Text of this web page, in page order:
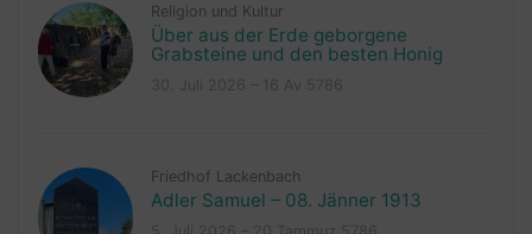
Religion und Kultur
Über aus der Erde geborgene
Grabsteine und den besten Honig
Friedhof Lackenbach
Adler Samuel – 08. Jänner 1913